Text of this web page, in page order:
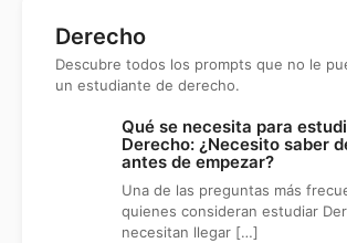
Derecho
Descubre todos los prompts que no le
un estudiante de derecho.
Qué se necesita para
Derecho: ¿Necesito saber
antes de empezar?
Una de las preguntas más
quienes consideran estudiar
necesitan llegar […]